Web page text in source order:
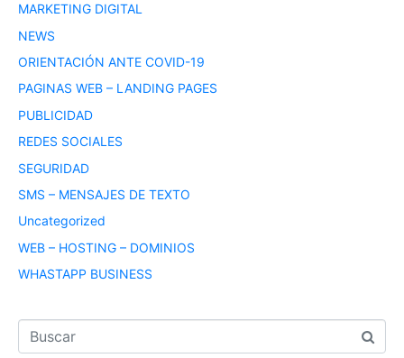
MARKETING DIGITAL
NEWS
ORIENTACIÓN ANTE COVID-19
PAGINAS WEB – LANDING PAGES
PUBLICIDAD
REDES SOCIALES
SEGURIDAD
SMS – MENSAJES DE TEXTO
Uncategorized
WEB – HOSTING – DOMINIOS
WHASTAPP BUSINESS